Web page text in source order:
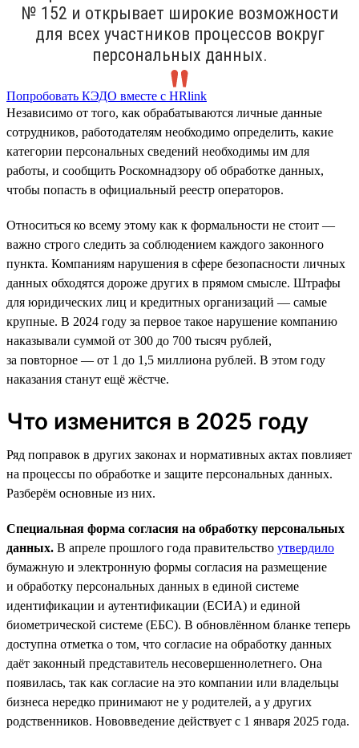
№ 152 и открывает широкие возможности
для всех участников процессов вокруг
персональных данных.
Попробовать КЭДО вместе с HRlink
Независимо от того, как обрабатываются личные данные
сотрудников, работодателям необходимо определить, какие
категории персональных сведений необходимы им для
работы, и сообщить Роскомнадзору об обработке данных,
чтобы попасть в официальный реестр операторов.
Относиться ко всему этому как к формальности не стоит —
важно строго следить за соблюдением каждого законного
пункта. Компаниям нарушения в сфере безопасности личных
данных обходятся дороже других в прямом смысле. Штрафы
для юридических лиц и кредитных организаций — самые
крупные. В 2024 году за первое такое нарушение компанию
наказывали суммой от 300 до 700 тысяч рублей,
за повторное — от 1 до 1,5 миллиона рублей. В этом году
наказания станут ещё жёстче.
Что изменится в 2025 году
Ряд поправок в других законах и нормативных актах повлияет
на процессы по обработке и защите персональных данных.
Разберём основные из них.
Специальная форма согласия на обработку персональных
данных. В апреле прошлого года правительство утвердило
бумажную и электронную формы согласия на размещение
и обработку персональных данных в единой системе
идентификации и аутентификации (ЕСИА) и единой
биометрической системе (ЕБС). В обновлённом бланке теперь
доступна отметка о том, что согласие на обработку данных
даёт законный представитель несовершеннолетнего. Она
появилась, так как согласие на это компании или владельцы
бизнеса нередко принимают не у родителей, а у других
родственников. Нововведение действует с 1 января 2025 года.